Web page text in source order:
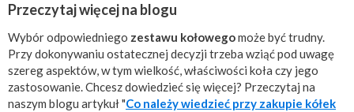
Przeczytaj więcej na blogu
Wybór odpowiedniego zestawu kołowegomoże być trudny.
Przy dokonywaniu ostatecznej decyzji trzeba wziąć pod uwagę
szereg aspektów, w tym wielkość, właściwości koła czy jego
zastosowanie. Chcesz dowiedzieć się więcej? Przeczytaj na
naszym blogu artykuł "Co należy wiedzieć przy zakupie kółek